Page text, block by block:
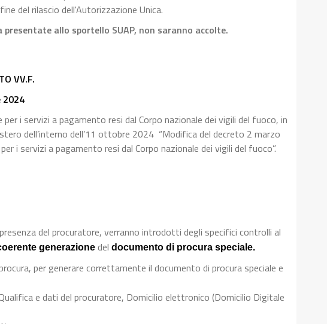
del rilascio dell'Autorizzazione Unica.
allo sportello SUAP, non saranno accolte.
VV.F.
2024
i servizi a pagamento resi dal Corpo nazionale dei vigili del fuoco, in
dell’interno dell’11 ottobre 2024 “Modifica del decreto 2 marzo
i servizi a pagamento resi dal Corpo nazionale dei vigili del fuoco”.
del procuratore, verranno introdotti degli specifici controlli al
generazione del documento di procura speciale.
per generare correttamente il documento di procura speciale e
e dati del procuratore, Domicilio elettronico (Domicilio Digitale